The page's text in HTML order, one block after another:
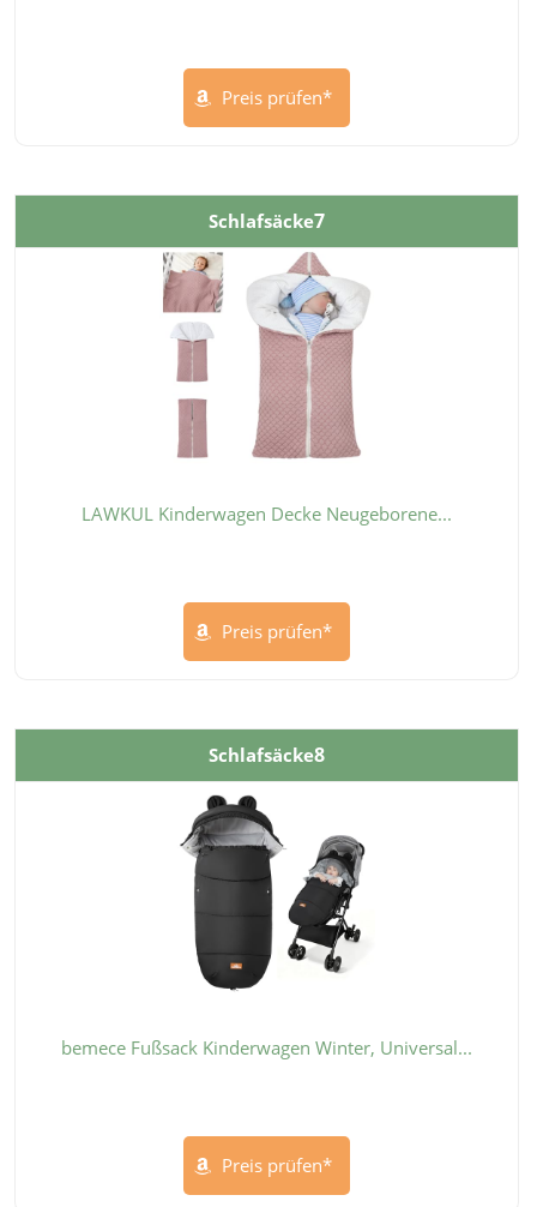
Preis prüfen*
Schlafsäcke7
LAWKUL Kinderwagen Decke Neugeborene...
Preis prüfen*
Schlafsäcke8
bemece Fußsack Kinderwagen Winter, Universal...
Preis prüfen*